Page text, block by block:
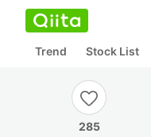
Trend Stock List
285